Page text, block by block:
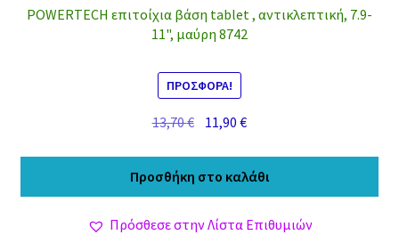
POWERTECH επιτοίχια βάση tablet , αντικλεπτική, 7.9-
11", μαύρη 8742
ΠΡΟΣΦΟΡΆ!
13,70€ Original
13,70 €.
11,90€Η
είναι:
Προσθήκη στο καλάθι
Πρόσθεσε στην Λίστα Επιθυμιών